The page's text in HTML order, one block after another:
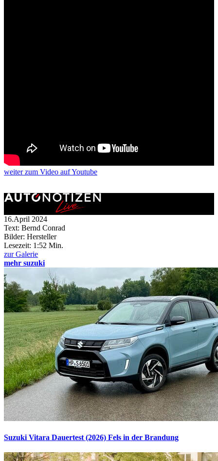
weiterzum Video auf Youtube
16.April 2024
Text: Bernd Conrad
Bilder: Hersteller
Lesezeit: 1:52 Min.
zur Galerie
mehr suzuki
Suzuki Vitara Dauertest (2026) Fels in der Brandung